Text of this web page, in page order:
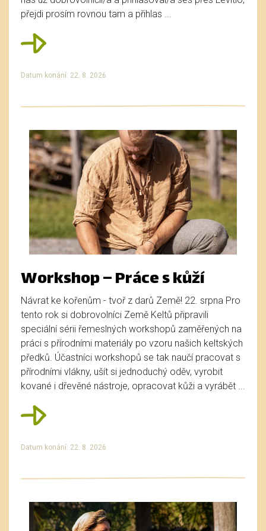
přejdi prosím rovnou tam a přihlas ...
Datum konání: 22. 8. 2026
Workshop – Práce s kůží
Návrat ke kořenům - tvoř z darů Země! 22. srpna Pro
tento rok si dobrovolníci Země Keltů připravili
speciální sérii řemeslných workshopů zaměřených na
práci s přírodními materiály po vzoru našich keltských
předků. Účastníci workshopů se tak naučí pracovat s
přírodními vlákny, ušít si jednoduchý oděv, vyrobit
kované i dřevěné nástroje, opracovat kůži a vyrábět ...
Datum konání: 22. 8. 2026